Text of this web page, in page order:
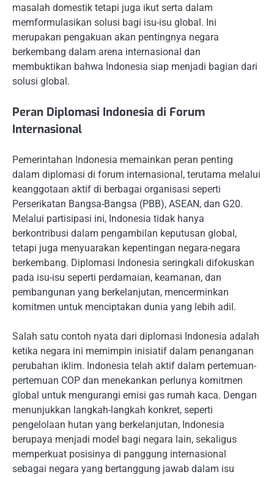
masalah domestik tetapi juga ikut serta dalam
memformulasikan solusi bagi isu-isu global. Ini
merupakan pengakuan akan pentingnya negara
berkembang dalam arena internasional dan
membuktikan bahwa Indonesia siap menjadi bagian dari
solusi global.
Peran Diplomasi Indonesia di Forum
Internasional
Pemerintahan Indonesia memainkan peran penting
dalam diplomasi di forum internasional, terutama melalui
keanggotaan aktif di berbagai organisasi seperti
Perserikatan Bangsa-Bangsa (PBB), ASEAN, dan G20.
Melalui partisipasi ini, Indonesia tidak hanya
berkontribusi dalam pengambilan keputusan global,
tetapi juga menyuarakan kepentingan negara-negara
berkembang. Diplomasi Indonesia seringkali difokuskan
pada isu-isu seperti perdamaian, keamanan, dan
pembangunan yang berkelanjutan, mencerminkan
komitmen untuk menciptakan dunia yang lebih adil.
Salah satu contoh nyata dari diplomasi Indonesia adalah
ketika negara ini memimpin inisiatif dalam penanganan
perubahan iklim. Indonesia telah aktif dalam pertemuan-
pertemuan COP dan menekankan perlunya komitmen
global untuk mengurangi emisi gas rumah kaca. Dengan
menunjukkan langkah-langkah konkret, seperti
pengelolaan hutan yang berkelanjutan, Indonesia
berupaya menjadi model bagi negara lain, sekaligus
memperkuat posisinya di panggung internasional
sebagai negara yang bertanggung jawab dalam isu